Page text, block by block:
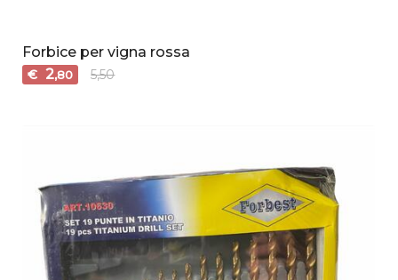
Forbice per vigna rossa
€ 2,80 5,50